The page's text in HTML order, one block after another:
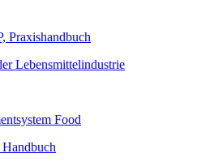
Praxishandbuch
Lebensmittelindustrie
Food